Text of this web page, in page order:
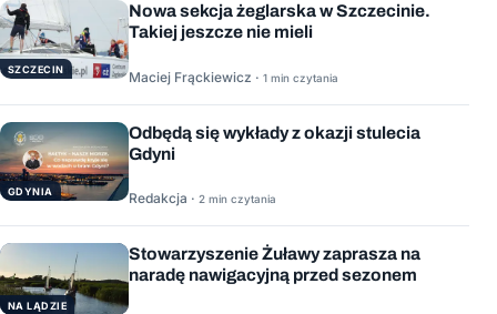
SZCZECIN
Nowa sekcja żeglarska w Szczecinie.
Takiej jeszcze nie mieli
Maciej Frąckiewicz · 1 min czytania
GDYNIA
Odbędą się wykłady z okazji stulecia
Gdyni
Redakcja · 2 min czytania
NA LĄDZIE
Stowarzyszenie Żuławy zaprasza na
naradę nawigacyjną przed sezonem